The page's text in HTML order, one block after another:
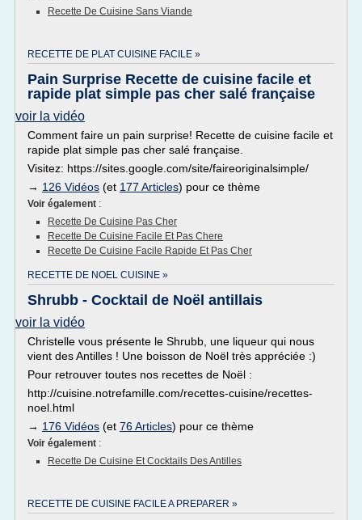
Recette De Cuisine Sans Viande
RECETTE DE PLAT CUISINE FACILE »
Pain Surprise Recette de cuisine facile et
rapide plat simple pas cher salé française
voir la vidéo
Comment faire un pain surprise! Recette de cuisine facile et
rapide plat simple pas cher salé française.
Visitez: https://sites.google.com/site/faireoriginalsimple/
→ 126 Vidéos (et 177 Articles) pour ce thème
Voir également :
Recette De Cuisine Pas Cher
Recette De Cuisine Facile Et Pas Chere
Recette De Cuisine Facile Rapide Et Pas Cher
RECETTE DE NOEL CUISINE »
Shrubb - Cocktail de Noël antillais
voir la vidéo
Christelle vous présente le Shrubb, une liqueur qui nous
vient des Antilles ! Une boisson de Noël très appréciée :)
Pour retrouver toutes nos recettes de Noël :
http://cuisine.notrefamille.com/recettes-cuisine/recettes-
noel.html
→ 176 Vidéos (et 76 Articles) pour ce thème
Voir également :
Recette De Cuisine Et Cocktails Des Antilles
RECETTE DE CUISINE FACILE A PREPARER »